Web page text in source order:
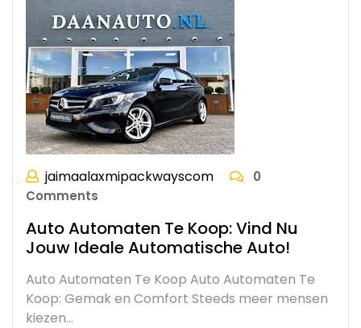
jaimaalaxmipackwayscom
0
Comments
Auto Automaten Te Koop: Vind Nu
Jouw Ideale Automatische Auto!
Auto Automaten Te Koop Auto Automaten Te
Koop: Gemak en Comfort Steeds meer mensen
kiezen…